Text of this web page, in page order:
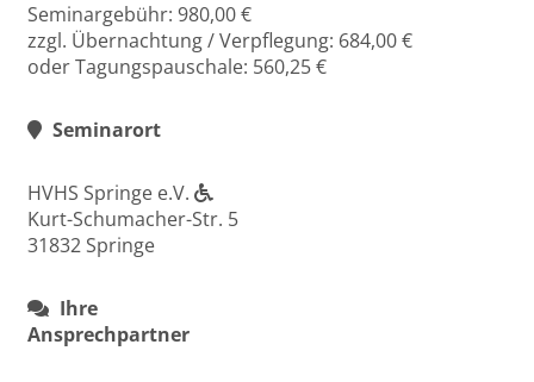
Seminargebühr: 980,00 €
zzgl. Übernachtung / Verpflegung: 684,00 €
oder Tagungspauschale: 560,25 €
Seminarort
HVHS Springe e.V.
Kurt-Schumacher-Str. 5
31832 Springe
Ihre
Ansprechpartner